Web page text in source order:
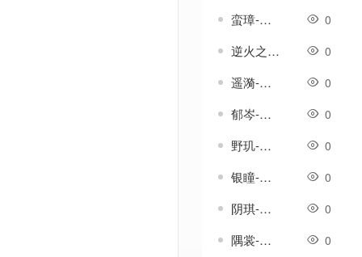
蛮璋-传奇武器素材 0
逆火之杖-传奇武器素材 0
遥漪-传奇武器素材 0
郁岑-传奇武器素材 0
野玑-传奇武器素材 0
银瞳-传奇武器素材 0
阴琪-传奇武器素材 0
隅裳-传奇武器素材 0